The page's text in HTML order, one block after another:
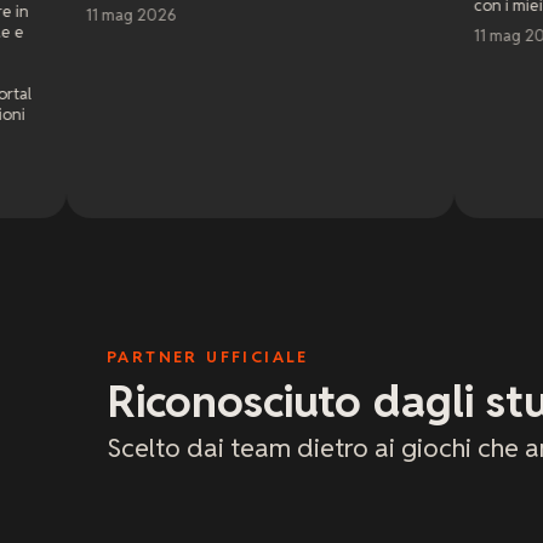
con i miei amici. Servizio
PARTNER UFFICIALE
Riconosciuto dagli
Scelto dai team dietro ai giochi che